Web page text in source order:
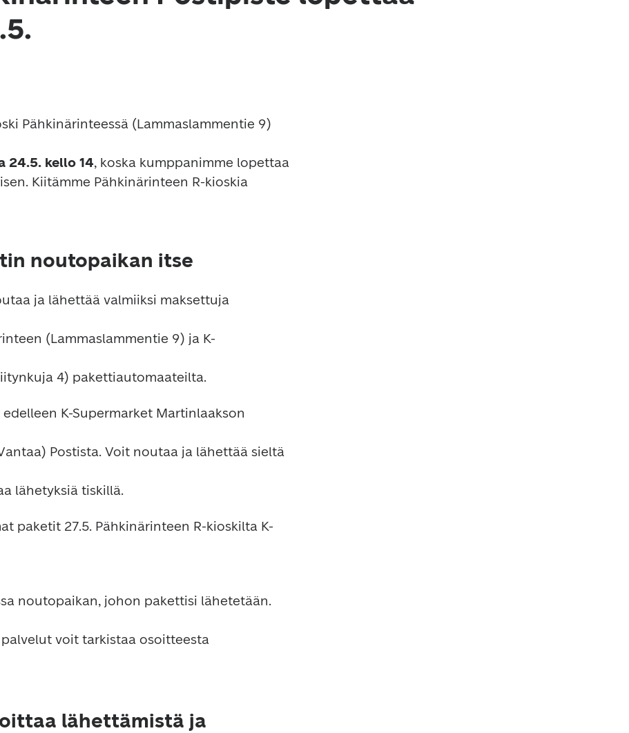
Pähkinärinteessä (Lammaslammentie 9)
24.5. kello 14, koska kumppanimme lopettaa
noutopaikan itse
ja lähettää valmiiksi maksettuja
K-Supermarket Martinlaakson
paketit 27.5. Pähkinärinteen R-kioskilta K-
noutopaikan, johon pakettisi lähetetään.
lähettämistä ja